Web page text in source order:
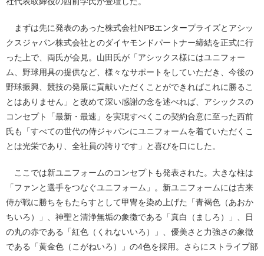
まずは先に発表のあった株式会社NPBエンタープライズとアシッ
クスジャパン株式会社とのダイヤモンドパートナー締結を正式に行
った上で、両氏が会見。山田氏が「アシックス様にはユニフォー
ム、野球用具の提供など、様々なサポートをしていただき、今後の
野球振興、競技の発展に貢献いただくことができればこれに勝るこ
とはありません」と改めて深い感謝の念を述べれば、アシックスの
コンセプト「最新・最速」を実現すべくこの契約合意に至った西前
氏も「すべての世代の侍ジャパンにユニフォームを着ていただくこ
とは光栄であり、全社員の誇りです」と喜びを口にした。
ここでは新ユニフォームのコンセプトも発表された。大きな柱は
「ファンと選手をつなぐユニフォーム」。新ユニフォームには古来
侍が戦に勝ちをもたらすとして甲冑を染め上げた「青褐色（あおか
ちいろ）」、神聖と清浄無垢の象徴である「真白（ましろ）」、日
の丸の赤である「紅色（くれないいろ）」、優美さと力強さの象徴
である「黄金色（こがねいろ）」の4色を採用。さらにストライプ部